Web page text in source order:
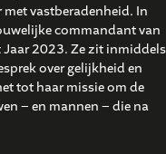
vastberadenheid. In
commandant van
Jaar 2023. Ze zit inmiddels
over gelijkheid en
tot haar missie om de
– en mannen – die na